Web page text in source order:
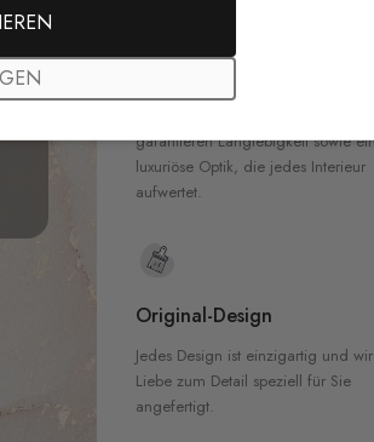
Hochwertige Materialien
garantieren Langlebigkeit sowie
luxuriöse Optik, die jedes Interieur
aufwertet.
Original-Design
Jedes Design ist einzigartig und
Liebe zum Detail speziell für Sie
angefertigt.